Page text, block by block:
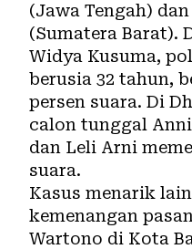
(Jawa Tengah)
(Sumatera Barat).
Widya Kusuma,
berusia 32 tahun,
persen suara. Di
calon tunggal
dan Leli Arni
suara.
Kasus menarik
kemenangan
Wartono di Kota